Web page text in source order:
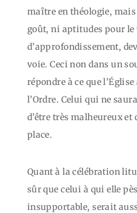
maître en théologie,
goût, ni aptitudes pour
d’approfondissement,
voie. Ceci non dans un
répondre à ce que
l’Ordre. Celui qui ne
d’être très malheureux et
place.
Quant à la célébration
sûr que celui à qui elle
insupportable, serait